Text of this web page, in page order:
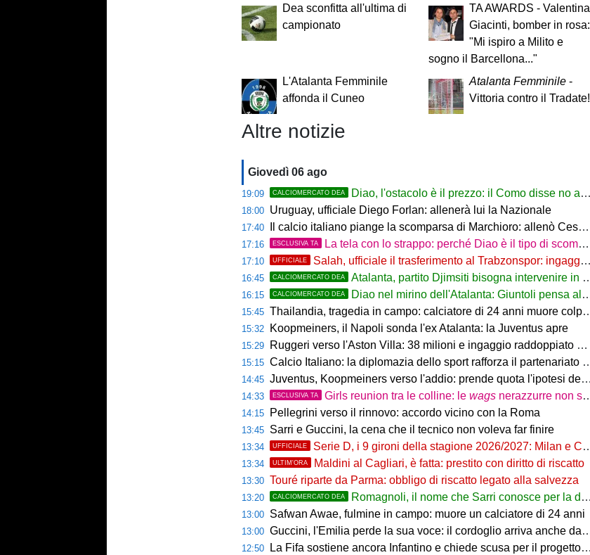
Dea sconfitta all'ultima di
campionato
TA AWARDS - Valentina
Giacinti, bomber in rosa:
"Mi ispiro a Milito e
sogno il Barcellona..."
L'Atalanta Femminile
affonda il Cuneo
Atalanta Femminile-
Vittoria contro il Tradate!
Altre notizie
Giovedì 06 ago
19:09 CALCIOMERCATO DEA Diao, l'ostacolo è il prezzo: il Como disse no a 60 milioni
18:00 Uruguay, ufficiale Diego Forlan: allenerà lui la Nazionale
17:40 Il calcio italiano piange la scomparsa di Marchioro: allenò Cesena e Milan
17:16 ESCLUSIVA TA La tela con lo strappo: perché Diao è il tipo di scommessa che Giuntoli ama
17:10 UFFICIALE Salah, ufficiale il trasferimento al Trabzonspor: ingaggio mostruoso
16:45 CALCIOMERCATO DEA Atalanta, partito Djimsiti bisogna intervenire in difesa: tutti i nomi
16:15 CALCIOMERCATO DEA Diao nel mirino dell'Atalanta: Giuntoli pensa al colpo dal Como
15:45 Thailandia, tragedia in campo: calciatore di 24 anni muore colpito da un fulmine
15:32 Koopmeiners, il Napoli sonda l'ex Atalanta: la Juventus apre
15:29 Ruggeri verso l'Aston Villa: 38 milioni e ingaggio raddoppiato a 5 Mln a stagione
15:15 Calcio Italiano: la diplomazia dello sport rafforza il partenariato tra Italia e Western Australia
14:45 Juventus, Koopmeiners verso l'addio: prende quota l'ipotesi del prestito
14:33 ESCLUSIVA TA Girls reunion tra le colline: lewags nerazzurre non si perdono di vista
14:15 Pellegrini verso il rinnovo: accordo vicino con la Roma
13:45 Sarri e Guccini, la cena che il tecnico non voleva far finire
13:34 UFFICIALE Serie D, i 9 gironi della stagione 2026/2027: Milan e Chievo nel B, le bergamasche...
13:34 ULTIM'ORA Maldini al Cagliari, è fatta: prestito con diritto di riscatto
13:30 Touré riparte da Parma: obbligo di riscatto legato alla salvezza
13:20 CALCIOMERCATO DEA Romagnoli, il nome che Sarri conosce per la difesa nerazzurra
13:00 Safwan Awae, fulmine in campo: muore un calciatore di 24 anni
13:00 Guccini, l'Emilia perde la sua voce: il cordoglio arriva anche dal pallone
12:50 La Fifa sostiene ancora Infantino e chiede scusa per il progetto FFE